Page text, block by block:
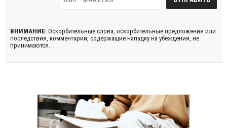
ВНИМАНИЕ: Оскорбительные слова, оскорбительные предложения или
последствия, комментарии, содержащие нападку на убеждения, не
принимаются.